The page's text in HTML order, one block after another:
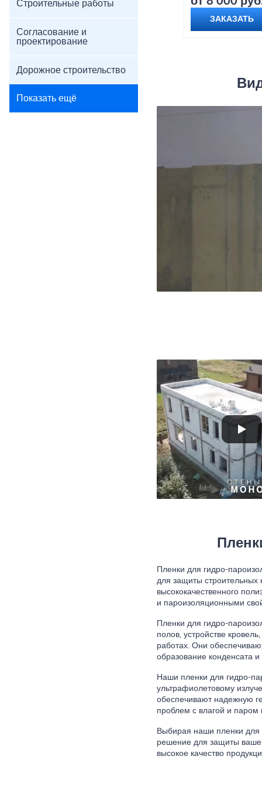
Строительные работы
Согласование и
проектирование
Дорожное строительство
Показать ещё
ЗАКАЗАТЬ
Пленки для гидро-
для защиты строительных
высококачественного
и пароизоляционными
Пленки для гидро-
полов, устройстве
работах. Они
образование конденсата и
Наши пленки для гидро-
ультрафиолетовому
обеспечивают надежную
проблем с влагой и паром
Выбирая наши пленки для
решение для защиты
высокое качество